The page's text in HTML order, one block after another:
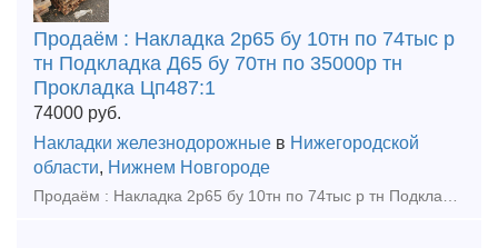
Продаём : Накладка 2р65 бу 10тн по 74тыс р
тн Подкладка Д65 бу 70тн по 35000р тн
Прокладка Цп487:1
74000 руб.
Накладки железнодорожные в Нижегородской
области, Нижнем Новгороде
Продаём : Накладка 2р65 бу 10тн по 74тыс р тн Подкладка Д65 бу 70тн по 35000р тн Прокладка Цп487:13900шт по 47р шт Прокладка Цп638:43260шт по 47р шт Накладка 1р65 новая 7т по 105тыс р тн